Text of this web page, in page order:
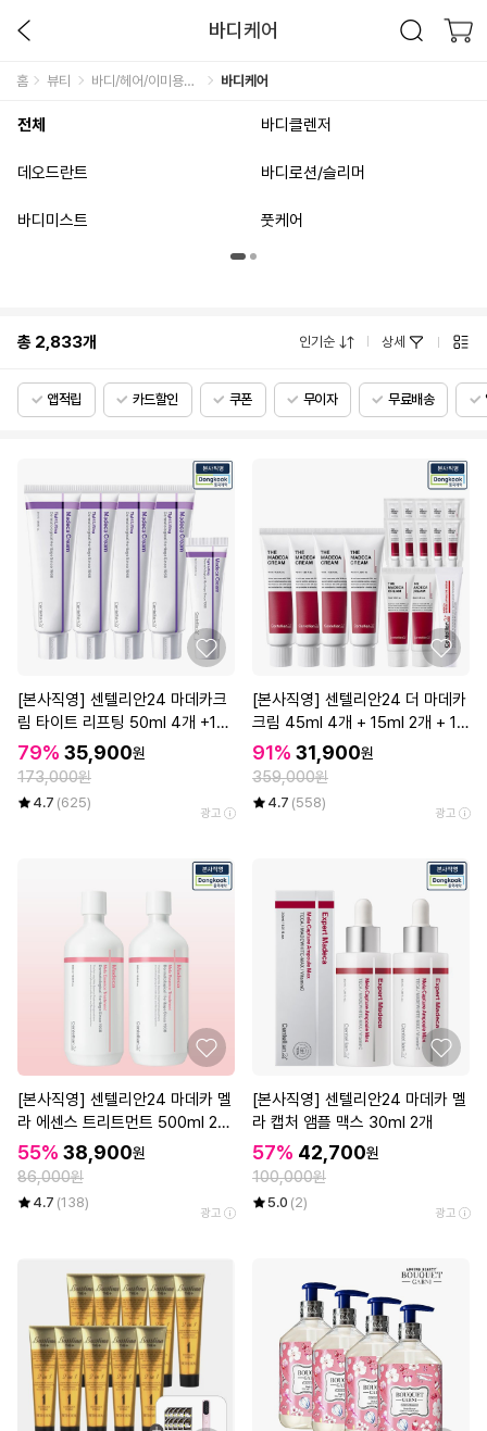
바디케어
홈 뷰티 바디/헤어/이미용기기 바디케어
전체 바디클렌저
데오드란트 바디로션/슬리머
바디미스트 풋케어
총 2,833개 인기순 상세
앱적립 카드할인 쿠폰 무이자 무료배송
[본사직영] 센텔리안24 마데카크
림 타이트 리프팅 50ml 4개 +15
ml 1개
79% 35,900원
173,000원
4.7 (625)
광고
[본사직영] 센텔리안24 더 마데카
크림 45ml 4개 + 15ml 2개 + 1
ml 10매 + 인텐스 리프팅 아이크
림 15ml
91% 31,900원
359,000원
4.7 (558)
광고
[본사직영] 센텔리안24 마데카 멜
라 에센스 트리트먼트 500ml 2개
(대용량 기미 에센스)
55% 38,900원
86,000원
4.7 (138)
광고
[본사직영] 센텔리안24 마데카 멜
라 캡처 앰플 맥스 30ml 2개
57% 42,700원
100,000원
5.0 (2)
광고